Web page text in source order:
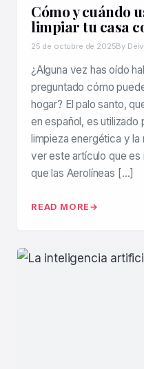
Cómo y cuándo
limpiar tu casa
25 de octubre de 2025By
¿Alguna vez has oído
preguntado cómo
hogar? El palo santo,
en español, es utilizado
limpieza energética y
ver este artículo que
que las Aerolíneas […]
READ MORE